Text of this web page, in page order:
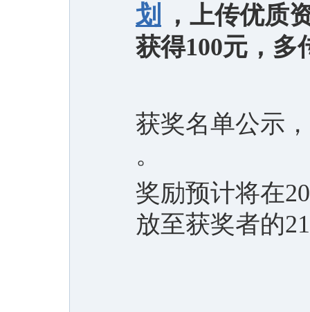
划
，上传优质
获得100元，多
获奖名单公示
。
奖励预计将在
放至获奖者的